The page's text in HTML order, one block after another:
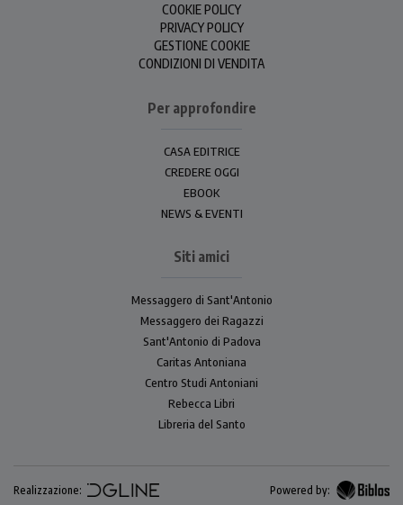
COOKIE POLICY
PRIVACY POLICY
GESTIONE COOKIE
CONDIZIONI DI VENDITA
Per approfondire
CASA EDITRICE
CREDERE OGGI
EBOOK
NEWS & EVENTI
Siti amici
Messaggero di Sant'Antonio
Messaggero dei Ragazzi
Sant'Antonio di Padova
Caritas Antoniana
Centro Studi Antoniani
Rebecca Libri
Libreria del Santo
Realizzazione: Powered by: